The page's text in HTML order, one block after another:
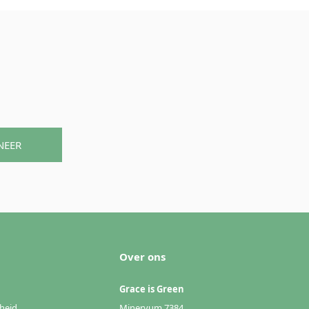
Over ons
Grace is Green